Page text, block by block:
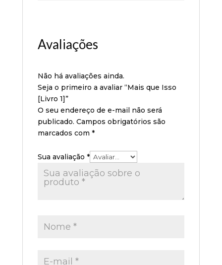
Avaliações
Não há avaliações ainda.
Seja o primeiro a avaliar “Mais que Isso
[Livro 1]”
O seu endereço de e-mail não será
publicado. Campos obrigatórios são
marcados com *
Sua avaliação *